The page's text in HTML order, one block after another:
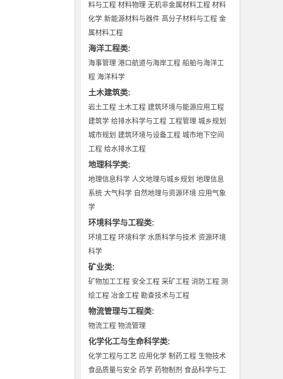
料与工程 材料物理 无机非金属材料工程 材料
化学 新能源材料与器件 高分子材料与工程 金
属材料工程
海洋工程类:
海事管理 港口航道与海岸工程 船舶与海洋工
程 海洋科学
土木建筑类:
岩土工程 土木工程 建筑环境与能源应用工程
建筑学 给排水科学与工程 工程管理 城乡规划
城市规划 建筑环境与设备工程 城市地下空间
工程 给水排水工程
地理科学类:
地理信息科学 人文地理与城乡规划 地理信息
系统 大气科学 自然地理与资源环境 应用气象
学
环境科学与工程类:
环境工程 环境科学 水质科学与技术 资源环境
科学
矿业类:
矿物加工工程 安全工程 采矿工程 消防工程 测
绘工程 冶金工程 勘查技术与工程
物流管理与工程类:
物流工程 物流管理
化学化工与生命科学类:
化学工程与工艺 应用化学 制药工程 生物技术
食品质量与安全 药学 药物制剂 食品科学与工